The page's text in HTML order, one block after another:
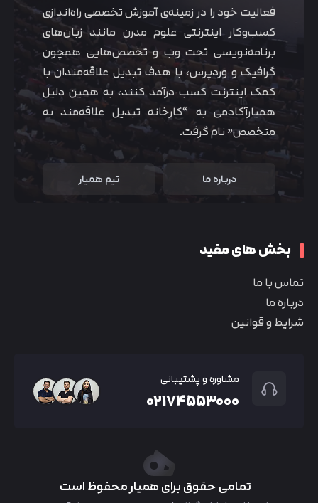
فعالیت خود را در زمینه‌ی آموزش تخصصی راه‌اندازی
کسب‌و‌کار اینترنتی علوم مدرن مانند زبان‌های
برنامه‌نویسی تحت وب و تخصص‌هایی همچون
گرافیک و وردپرس، با هدف تبدیل علاقه‌مندان با
کمک اینترنت کسب درآمد کنند، به همین دلیل
همیارآکادمی به “کارخانه تبدیل علاقه‌مند به
متخصص” نام گرفت.
درباره ما تیم همیار
بخش های مفید
تماس با ما
درباره ما
شرایط و قوانین
مشاوره و پشتیبانی
۰۲۱۷۴۵۵۳۰۰۰
تمامی حقوق برای همیار محفوظ است
متوجه شدم